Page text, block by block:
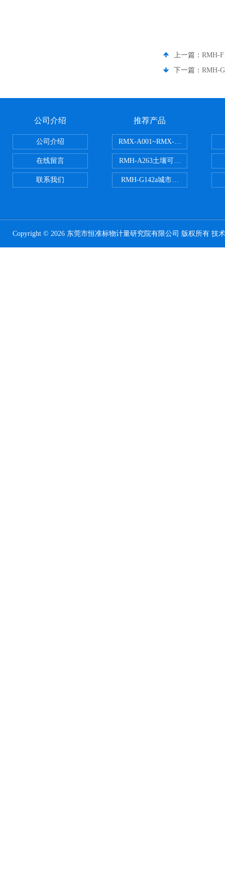
上一篇： RMH-
下一篇： RMH-
公司介绍
公司介绍
在线留言
联系我们
推荐产品
RMX-A001~RMX-A002丙烯酸涂
RMH-A263土壤可交换酸度分析标
RMH-G142a城市污水处理污泥中
Copyright © 2026 东莞市恒准标物计量研究院有限公司 版权所有 技